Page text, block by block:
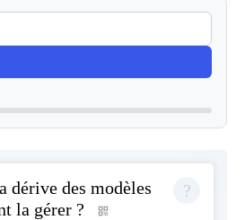
dérive des modèles
la gérer ?